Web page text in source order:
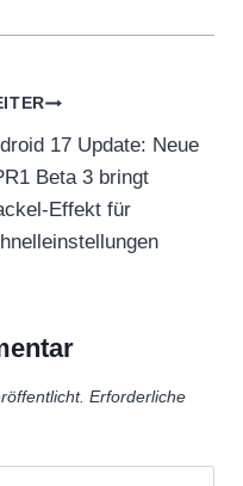
17 Update: Neue
Beta 3 bringt
Effekt für
Erforderliche